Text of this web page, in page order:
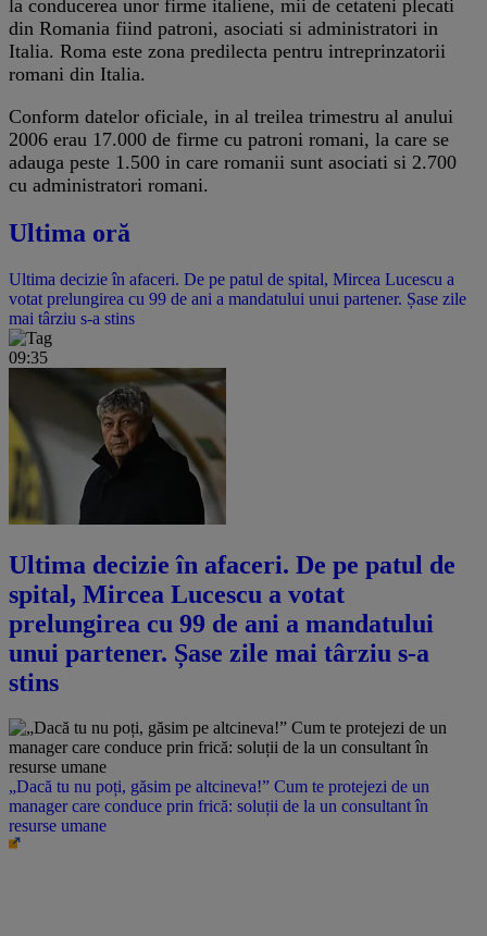
la conducerea unor firme italiene, mii de cetateni plecati
din Romania fiind patroni, asociati si administratori in
Italia. Roma este zona predilecta pentru intreprinzatorii
romani din Italia.
Conform datelor oficiale, in al treilea trimestru al anului
2006 erau 17.000 de firme cu patroni romani, la care se
adauga peste 1.500 in care romanii sunt asociati si 2.700
cu administratori romani.
Ultima oră
Ultima decizie în afaceri. De pe patul de spital, Mircea Lucescu a
votat prelungirea cu 99 de ani a mandatului unui partener. Șase zile
mai târziu s-a stins
09:35
Ultima decizie în afaceri. De pe patul de
spital, Mircea Lucescu a votat
prelungirea cu 99 de ani a mandatului
unui partener. Șase zile mai târziu s-a
stins
„Dacă tu nu poți, găsim pe altcineva!” Cum te protejezi de un
manager care conduce prin frică: soluții de la un consultant în
resurse umane